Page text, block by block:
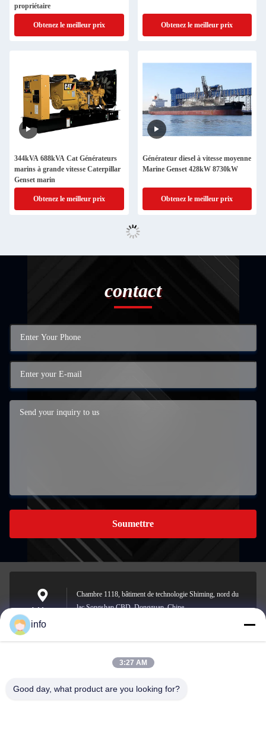
propriétaire
Obtenez le meilleur prix Obtenez le meilleur prix
344kVA 688kVA Cat Générateurs
marins à grande vitesse Caterpillar
Genset marin
Obtenez le meilleur prix
Générateur diesel à vitesse moyenne
Marine Genset 428kW 8730kW
Obtenez le meilleur prix
contact
Soumettre
Address
Chambre 1118, bâtiment de technologie Shiming, nord du
lac Songshan CBD, Dongguan, Chine
info@gdpowerplus.com
info
3:27 AM
Good day, what product are you looking for?